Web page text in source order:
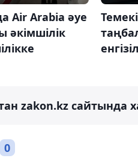
Air Arabia әуе
әкімшілік
zakon.kz сайтында
0